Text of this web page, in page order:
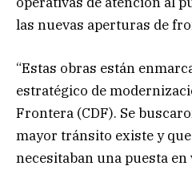
las nuevas aperturas de
“Estas obras están
estratégico de
Frontera (CDF). Se
mayor tránsito existe y
necesitaban una puesta